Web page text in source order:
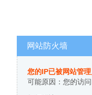
网站防火墙
您的IP已被网站管
可能原因：您的访